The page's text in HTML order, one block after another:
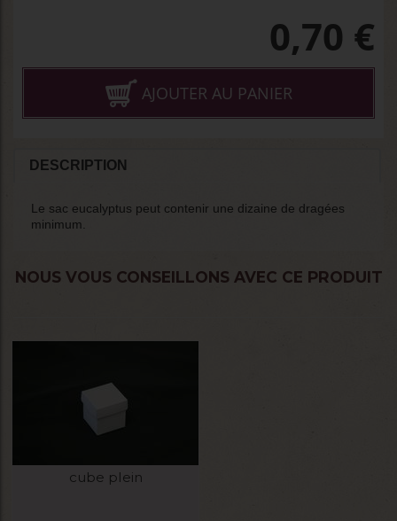
0,70 €
AJOUTER AU PANIER
DESCRIPTION
Le sac eucalyptus peut contenir une dizaine de dragées
minimum.
NOUS VOUS CONSEILLONS AVEC CE PRODUIT
cube plein